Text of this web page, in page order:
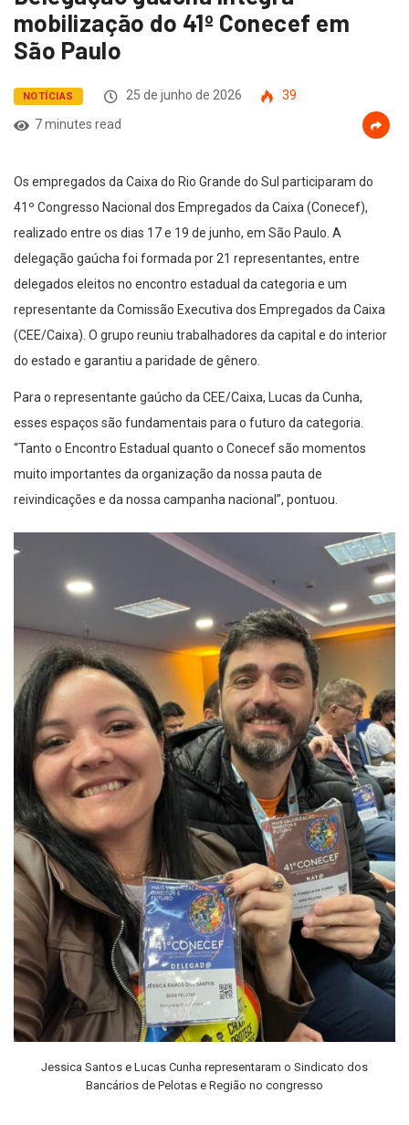
mobilização do 41º Conecef em
São Paulo
NOTÍCIAS 25 de junho de 2026
39
7 minutes read
Os empregados da Caixa do Rio Grande do Sul participaram do
41º Congresso Nacional dos Empregados da Caixa (Conecef),
realizado entre os dias 17 e 19 de junho, em São Paulo. A
delegação gaúcha foi formada por 21 representantes, entre
delegados eleitos no encontro estadual da categoria e um
representante da Comissão Executiva dos Empregados da Caixa
(CEE/Caixa). O grupo reuniu trabalhadores da capital e do interior
do estado e garantiu a paridade de gênero.
Para o representante gaúcho da CEE/Caixa, Lucas da Cunha,
esses espaços são fundamentais para o futuro da categoria.
“Tanto o Encontro Estadual quanto o Conecef são momentos
muito importantes da organização da nossa pauta de
reivindicações e da nossa campanha nacional”, pontuou.
Jessica Santos e Lucas Cunha representaram o Sindicato dos
Bancários de Pelotas e Região no congresso